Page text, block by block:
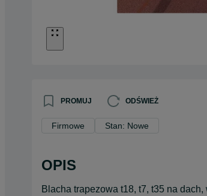
PROMUJ ODŚWIEŻ
Firmowe Stan: Nowe
OPIS
Blacha trapezowa t18, t7, t35 na